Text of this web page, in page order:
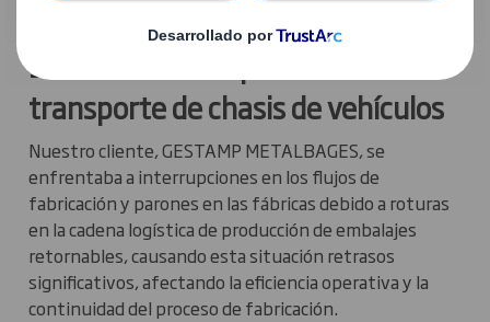
Tecnikit de grandes dimensiones,
100% de cartón para el
transporte de chasis de vehículos
Nuestro cliente, GESTAMP METALBAGES, se
enfrentaba a interrupciones en los flujos de
fabricación y parones en las fábricas debido a roturas
en la cadena logística de producción de embalajes
retornables, causando esta situación retrasos
significativos, afectando la eficiencia operativa y la
continuidad del proceso de fabricación.